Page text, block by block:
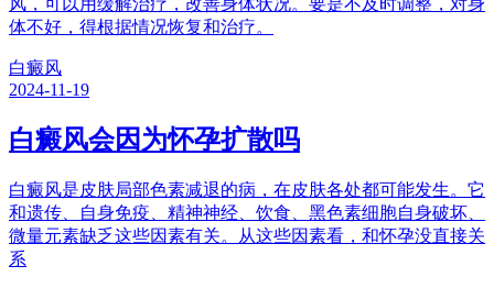
体不好，得根据情况恢复和治疗。
白癜风
2024-11-19
白癜风会因为怀孕扩散吗
白癜风是皮肤局部色素减退的病，在皮肤各处都可能发生。它
和遗传、自身免疫、精神神经、饮食、黑色素细胞自身破坏、
微量元素缺乏这些因素有关。从这些因素看，和怀孕没直接关
系